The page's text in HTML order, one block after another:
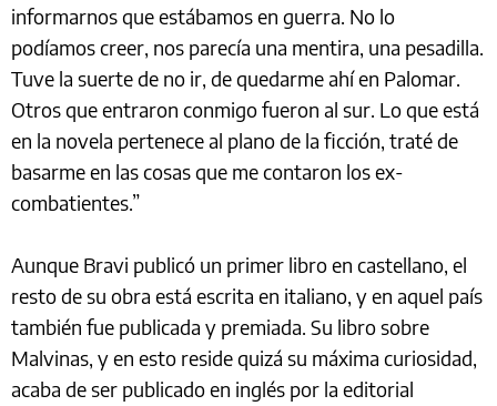
informarnos que estábamos en guerra. No lo
podíamos creer, nos parecía una mentira, una pesadilla.
Tuve la suerte de no ir, de quedarme ahí en Palomar.
Otros que entraron conmigo fueron al sur. Lo que está
en la novela pertenece al plano de la ficción, traté de
basarme en las cosas que me contaron los ex-
combatientes.”
Aunque Bravi publicó un primer libro en castellano, el
resto de su obra está escrita en italiano, y en aquel país
también fue publicada y premiada. Su libro sobre
Malvinas, y en esto reside quizá su máxima curiosidad,
acaba de ser publicado en inglés por la editorial